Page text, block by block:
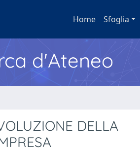
Home Sfoglia
d'Ateneo
DELLA